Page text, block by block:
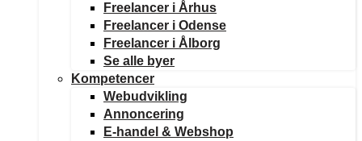
Freelancer i Århus
Freelancer i Odense
Freelancer i Ålborg
Se alle byer
Kompetencer
Webudvikling
Annoncering
E-handel & Webshop